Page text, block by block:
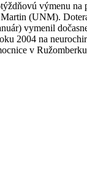
výmenu na
(UNM).
vymenil
2004 na
v